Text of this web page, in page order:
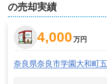
の売却実績
4,000万円
奈良県奈良市学園大和町